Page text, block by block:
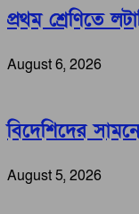
প্রথম শ্রেণিতে
August 6, 2026
বিদেশিদের
August 5, 2026